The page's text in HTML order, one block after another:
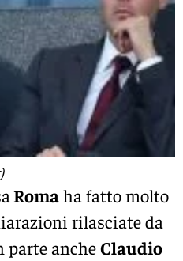
Romaha fatto molto
rilasciate da
parte ancheClaudio